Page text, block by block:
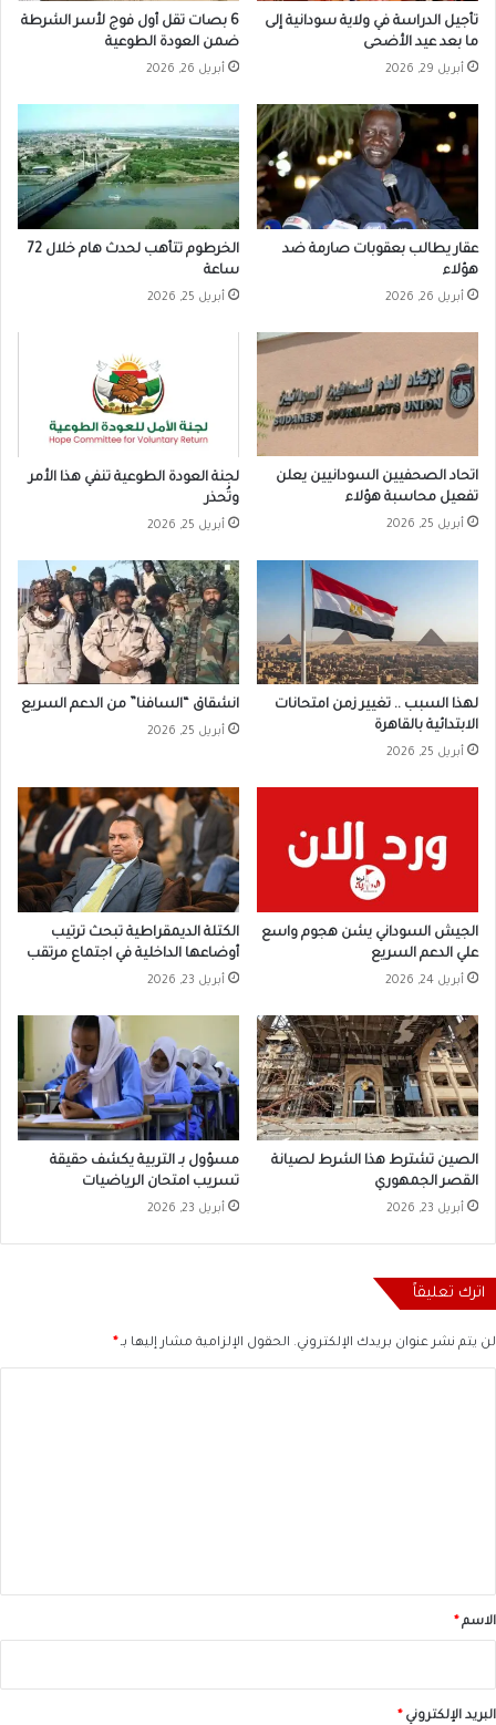
تأجيل الدراسة في ولاية سودانية إلى
ما بعد عيد الأضحى
أبريل 29, 2026
6 بصات تقل أول فوج لأسر الشرطة
ضمن العودة الطوعية
أبريل 26, 2026
عقار يطالب بعقوبات صارمة ضد
هؤلاء
أبريل 26, 2026
الخرطوم تتأهب لحدث هام خلال 72
ساعة
أبريل 25, 2026
اتحاد الصحفيين السودانيين يعلن
تفعيل محاسبة هؤلاء
أبريل 25, 2026
لجنة العودة الطوعية تنفي هذا الأمر
وتُحذر
أبريل 25, 2026
لهذا السبب .. تغيير زمن امتحانات
الابتدائية بالقاهرة
أبريل 25, 2026
انشقاق “السافنا” من الدعم السريع
أبريل 25, 2026
الجيش السوداني يشن هجوم واسع
علي الدعم السريع
أبريل 24, 2026
الكتلة الديمقراطية تبحث ترتيب
أوضاعها الداخلية في اجتماع مرتقب
أبريل 23, 2026
الصين تشترط هذا الشرط لصيانة
القصر الجمهوري
أبريل 23, 2026
مسؤول بـ التربية يكشف حقيقة
تسريب امتحان الرياضيات
أبريل 23, 2026
اترك تعليقاً
لن يتم نشر عنوان بريدك الإلكتروني. الحقول الإلزامية مشار إليها بـ *
*الاسم *
البريد الإلكتروني *